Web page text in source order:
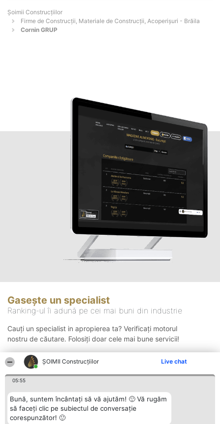
ȘOIMII Construcțiilor Live chat
05:55
Bună, suntem încântați să vă ajutăm! 🙂 Vă rugăm
să faceți clic pe subiectul de conversație
corespunzător! 🙂
Șoimii Construcțiilor
Firme de Construcții, Materiale de Construcții, Acoperișuri - Brăila
Cornin GRUP
Gasește un specialist
Ranking-ul îi adună pe cei mai buni din industrie
Cauți un specialist in apropierea ta? Verificați motorul
nostru de căutare. Folosiți doar cele mai bune servicii!